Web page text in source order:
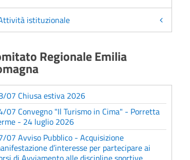
istituzionale
Regionale Emilia
07 Chiusa estiva 2026
07 Convegno "Il Turismo in Cima" - Porretta
- 24 luglio 2026
07 Avviso Pubblico - Acquisizione
d’interesse per partecipare ai